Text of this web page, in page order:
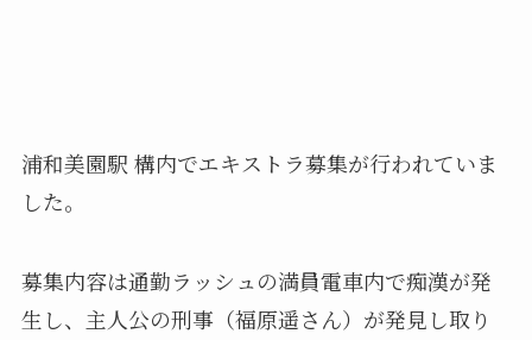
浦和美園駅 構内でエキストラ募集が行われていま
した。
募集内容は通勤ラッシュの満員電車内で痴漢が発
生し、主人公の刑事（福原遥さん）が発見し取り